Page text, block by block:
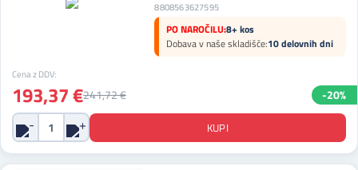
8808563627595
PO NAROČILU:8+ kos
Dobava v naše skladišče:10 delovnih dni
Cena z DDV:
193,37 €241,72 € -20%